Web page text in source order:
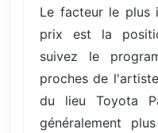
Le facteur le plus
prix est la
suivez le
proches de
du lieu Toyota
généralement